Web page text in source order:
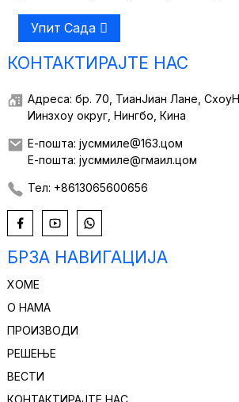
Упит Сада
КОНТАКТИРАЈТЕ НАС
Адреса: бр. 70, ТианЈиан Лане,
Иинзхоу округ, Нингбо, Кина
Е-пошта: јусммиле@163.цом
Е-пошта: јусммиле@гмаил.цом
Тел: +8613065600656
БРЗА НАВИГАЦИЈА
ХОМЕ
О НАМА
ПРОИЗВОДИ
РЕШЕЊЕ
ВЕСТИ
КОНТАКТИРАЈТЕ НАС